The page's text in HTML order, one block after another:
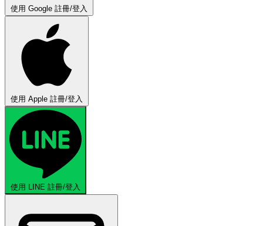
使用 Google 註冊/登入
使用 Apple 註冊/登入
使用 LINE 註冊/登入